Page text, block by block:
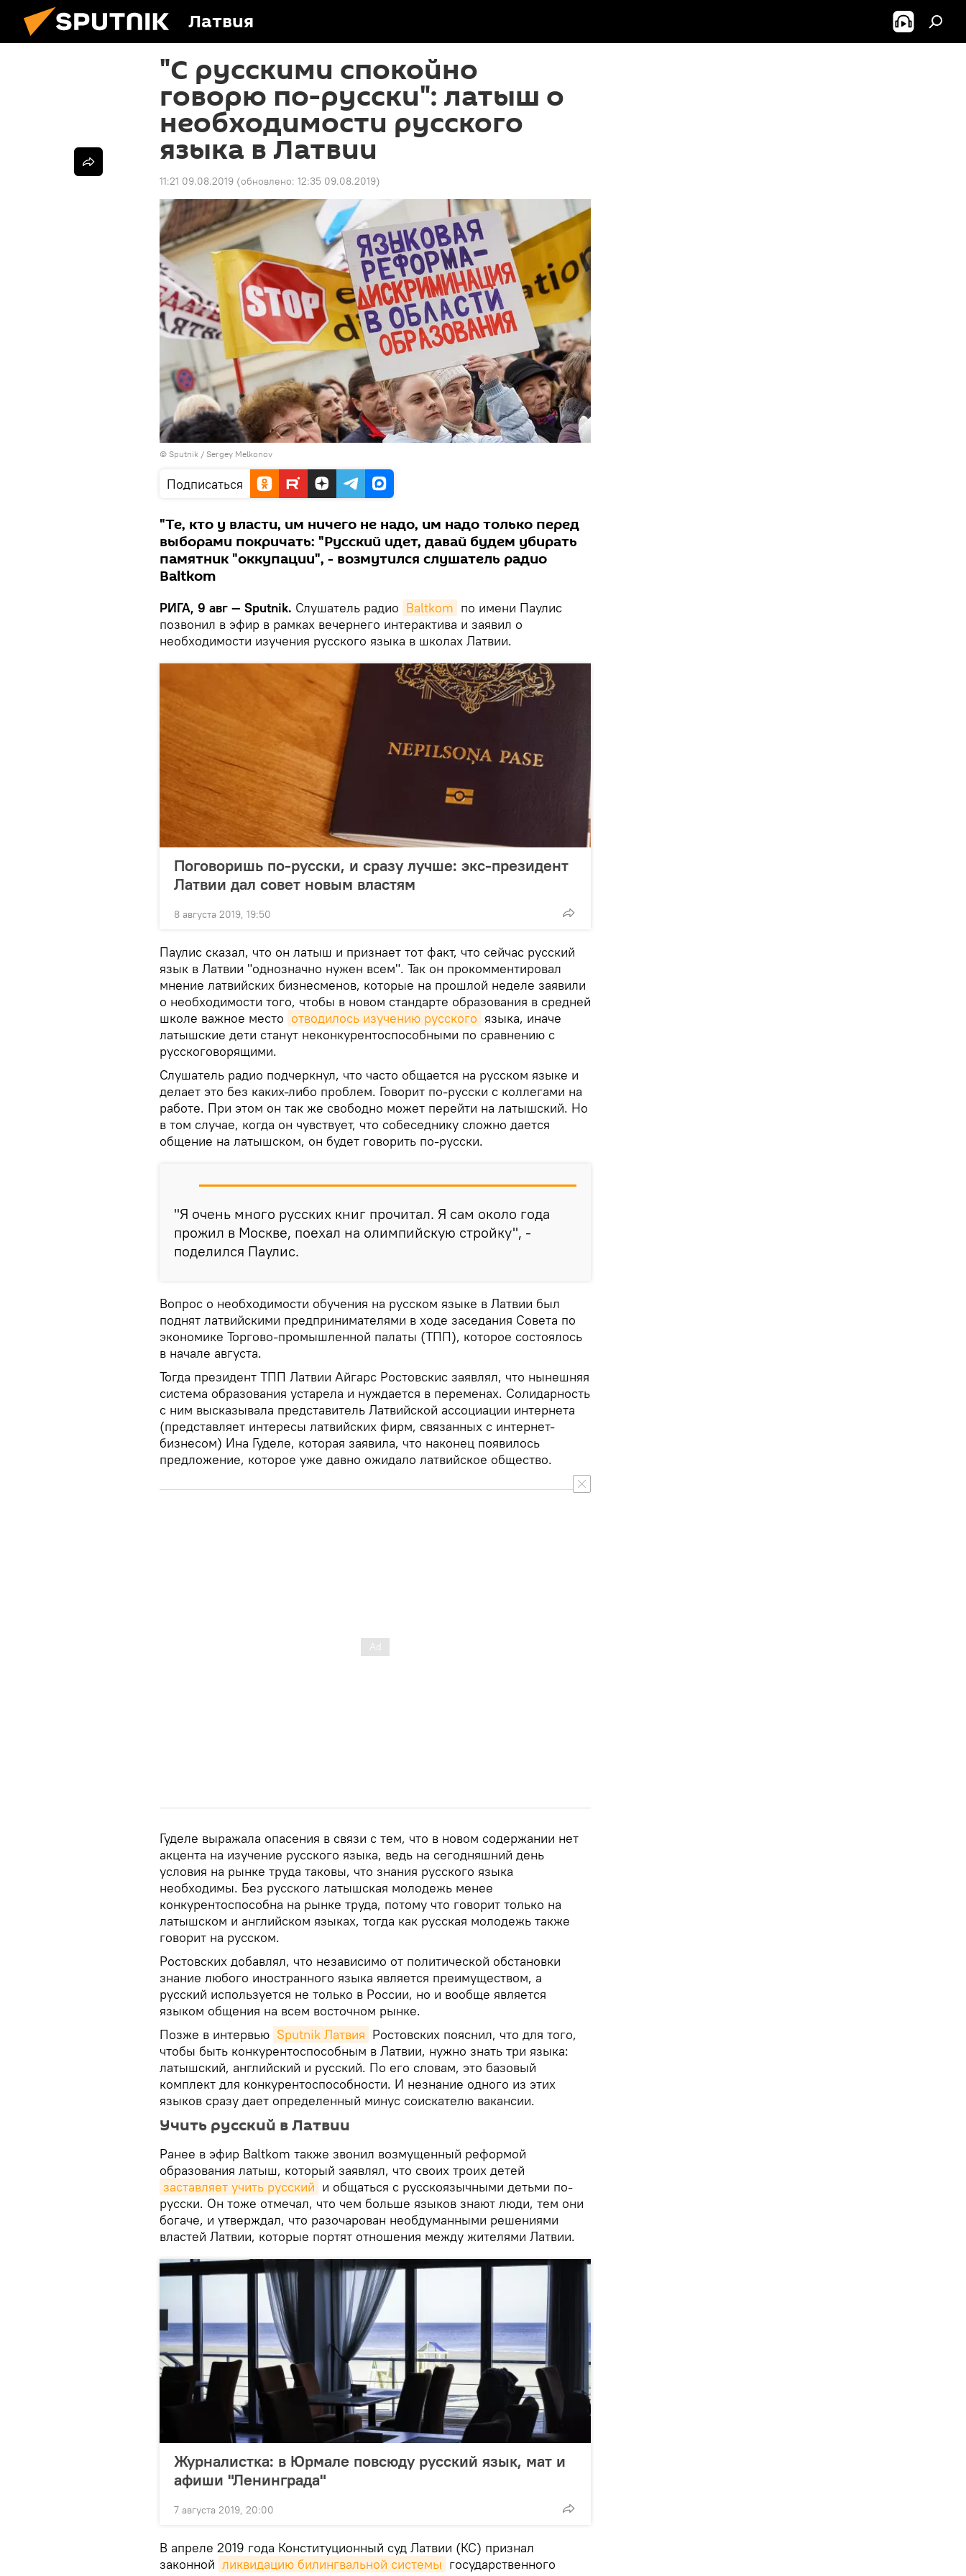
Латвия
"С русскими спокойно
говорю по-русски": латыш о
необходимости русского
языка в Латвии
11:21 09.08.2019 (обновлено: 12:35 09.08.2019)
© Sputnik / Sergey Melkonov
Подписаться
"Те, кто у власти, им ничего не надо, им надо только перед
выборами покричать: "Русский идет, давай будем убирать
памятник "оккупации", - возмутился слушатель радио
Baltkom
РИГА, 9 авг — Sputnik. Слушатель радио Baltkom по имени Паулис
позвонил в эфир в рамках вечернего интерактива и заявил о
необходимости изучения русского языка в школах Латвии.
Поговоришь по-русски, и сразу лучше: экс-президент
Латвии дал совет новым властям
8 августа 2019, 19:50
Паулис сказал, что он латыш и признает тот факт, что сейчас русский
язык в Латвии "однозначно нужен всем". Так он прокомментировал
мнение латвийских бизнесменов, которые на прошлой неделе заявили
о необходимости того, чтобы в новом стандарте образования в средней
школе важное место отводилось изучению русского языка, иначе
латышские дети станут неконкурентоспособными по сравнению с
русскоговорящими.
Слушатель радио подчеркнул, что часто общается на русском языке и
делает это без каких-либо проблем. Говорит по-русски с коллегами на
работе. При этом он так же свободно может перейти на латышский. Но
в том случае, когда он чувствует, что собеседнику сложно дается
общение на латышском, он будет говорить по-русски.
"Я очень много русских книг прочитал. Я сам около года
прожил в Москве, поехал на олимпийскую стройку", -
поделился Паулис.
Вопрос о необходимости обучения на русском языке в Латвии был
поднят латвийскими предпринимателями в ходе заседания Совета по
экономике Торгово-промышленной палаты (ТПП), которое состоялось
в начале августа.
Тогда президент ТПП Латвии Айгарс Ростовскис заявлял, что нынешняя
система образования устарела и нуждается в переменах. Солидарность
с ним высказывала представитель Латвийской ассоциации интернета
(представляет интересы латвийских фирм, связанных с интернет-
бизнесом) Ина Гуделе, которая заявила, что наконец появилось
предложение, которое уже давно ожидало латвийское общество.
Гуделе выражала опасения в связи с тем, что в новом содержании нет
акцента на изучение русского языка, ведь на сегодняшний день
условия на рынке труда таковы, что знания русского языка
необходимы. Без русского латышская молодежь менее
конкурентоспособна на рынке труда, потому что говорит только на
латышском и английском языках, тогда как русская молодежь также
говорит на русском.
Ростовских добавлял, что независимо от политической обстановки
знание любого иностранного языка является преимуществом, а
русский используется не только в России, но и вообще является
языком общения на всем восточном рынке.
Позже в интервью Sputnik Латвия Ростовских пояснил, что для того,
чтобы быть конкурентоспособным в Латвии, нужно знать три языка:
латышский, английский и русский. По его словам, это базовый
комплект для конкурентоспособности. И незнание одного из этих
языков сразу дает определенный минус соискателю вакансии.
Учить русский в Латвии
Ранее в эфир Baltkom также звонил возмущенный реформой
образования латыш, который заявлял, что своих троих детей
заставляет учить русский и общаться с русскоязычными детьми по-
русски. Он тоже отмечал, что чем больше языков знают люди, тем они
богаче, и утверждал, что разочарован необдуманными решениями
властей Латвии, которые портят отношения между жителями Латвии.
Журналистка: в Юрмале повсюду русский язык, мат и
афиши "Ленинграда"
7 августа 2019, 20:00
В апреле 2019 года Конституционный суд Латвии (КС) признал
законной ликвидацию билингвальной системы государственного